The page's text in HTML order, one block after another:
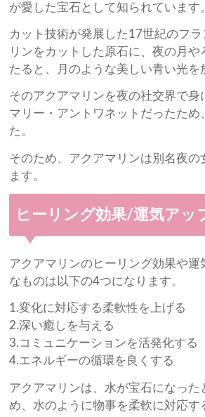
が愛した宝石として知られています
カット技術が発展した17世紀のフ
リンをカットした原石に、夜の月や
たると、月のような美しい青い光を
そのアクアマリンを夜の社交界で身
マリー・アントワネットだったため
た。
そのため、アクアマリンは別名夜の
ます。
ヒーリング効果/運気アッ
アクアマリンのヒーリング効果や運
なものは以下の4つになります。
1.変化に対応する柔軟性を上げる
2.深い癒しを与える
3.コミュニケーションを活発化する
4.エネルギーの循環を良くする
アクアマリンは、水が宝石になった
め、水のように物事を柔軟に対応す